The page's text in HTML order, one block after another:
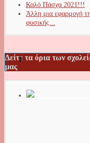
Καλό Πάσχα 2021!!!
Άλλη μια εφαρμογή
φυσικής...
Δείτε τα όρια των
μας